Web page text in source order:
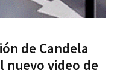
de Candela
nuevo video de